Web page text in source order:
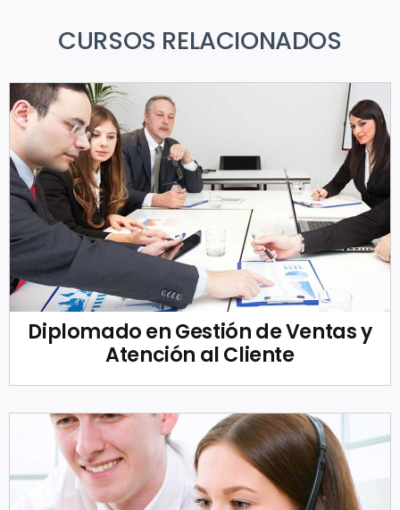
CURSOS RELACIONADOS
Diplomado en Gestión de Ventas y
Atención al Cliente